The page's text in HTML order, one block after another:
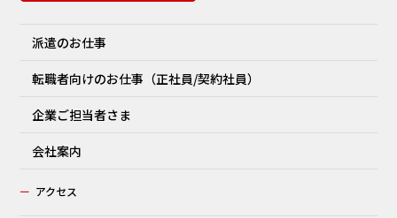
派遣のお仕事
転職者向けのお仕事（正社員/契約社員）
企業ご担当者さま
会社案内
ー アクセス